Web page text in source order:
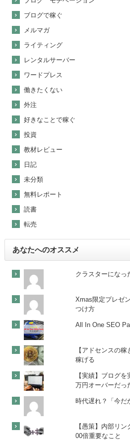
ブログで稼ぐ
メルマガ
ライティング
レンタルサーバー
ワードプレス
働きたくない
外注
好きなことで稼ぐ
投資
教材レビュー
日記
未分類
無料レポート
読書
転売
あなたへのオススメ
クラスターになっ
Xmas限定プレゼ
つけ方
All In One SEO
【アドセンスの
稼げる
【実績】ブログ
万円オーバーだっ
時代遅れ？「今だ
【愚策】内部リ
00倍重要なこと